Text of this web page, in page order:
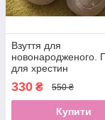
Взуття для
новонародженого.
для хрестин
330 ₴ 550 ₴
Купити